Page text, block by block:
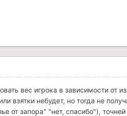
вес игрока в зависимости от
небудет, но тогда не
от запора" "нет, спасибо"),